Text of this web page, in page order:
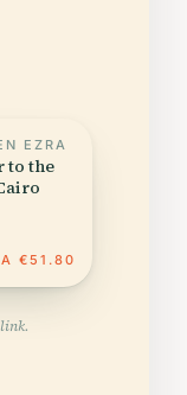
EZRA
to the
€51.80